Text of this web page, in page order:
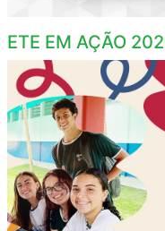
ETE EM AÇÃO